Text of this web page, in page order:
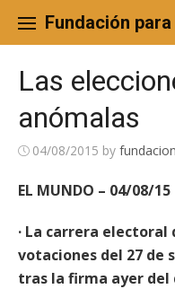
content
Fundación
Las
anómalas
04/08/2015 by fundacion
EL MUNDO – 04/08/15
· La carrera
votaciones del 27 de
tras la firma ayer del